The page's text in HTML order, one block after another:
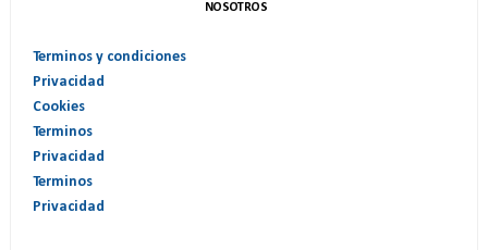
NOSOTROS
Terminos y condiciones
Privacidad
Cookies
Terminos
Privacidad
Terminos
Privacidad